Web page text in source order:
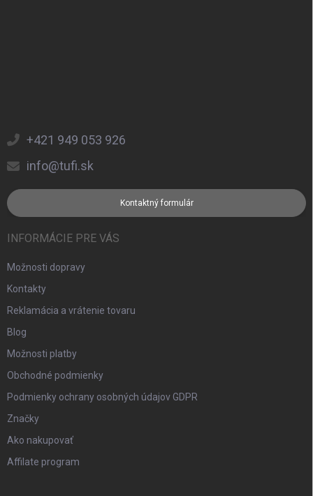
+421 949 053 926
info@tufi.sk
Kontaktný formulár
INFORMÁCIE PRE VÁS
Možnosti dopravy
Kontakty
Reklamácia a vrátenie tovaru
Blog
Možnosti platby
Obchodné podmienky
Podmienky ochrany osobných údajov GDPR
Značky
Ako nakupovať
Affilate program